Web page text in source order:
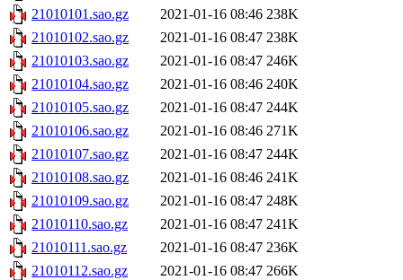
21010101.sao.gz
2021-01-16 08:46 238K
21010102.sao.gz
2021-01-16 08:47 238K
21010103.sao.gz
2021-01-16 08:47 246K
21010104.sao.gz
2021-01-16 08:46 240K
21010105.sao.gz
2021-01-16 08:47 244K
21010106.sao.gz
2021-01-16 08:46 271K
21010107.sao.gz
2021-01-16 08:47 244K
21010108.sao.gz
2021-01-16 08:46 241K
21010109.sao.gz
2021-01-16 08:47 248K
21010110.sao.gz
2021-01-16 08:47 241K
21010111.sao.gz
2021-01-16 08:47 236K
21010112.sao.gz
2021-01-16 08:47 266K